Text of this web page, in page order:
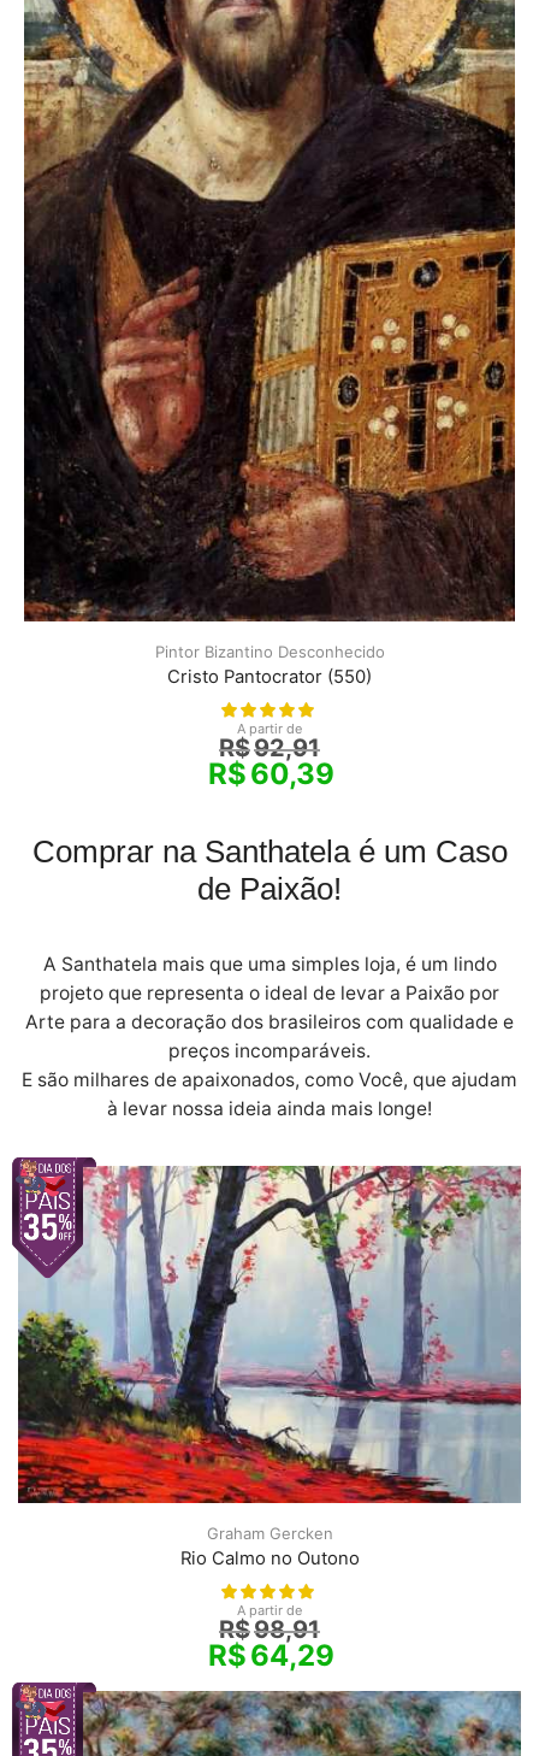
Pintor Bizantino Desconhecido
Cristo Pantocrator (550)
A partir de
R$92,91
R$60,39
Comprar na Santhatela é um Caso
de Paixão!
A Santhatela mais que uma simples loja, é um lindo
projeto que representa o ideal de levar a Paixão por
Arte para a decoração dos brasileiros com qualidade e
preços incomparáveis.
E são milhares de apaixonados, como Você, que ajudam
à levar nossa ideia ainda mais longe!
Graham Gercken
Rio Calmo no Outono
A partir de
R$98,91
R$64,29